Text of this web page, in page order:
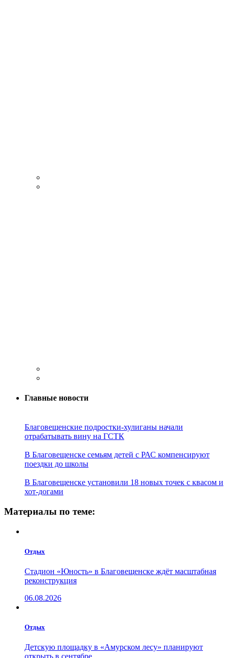
Главные новости
Благовещенские подростки-хулиганы начали
отрабатывать вину на ГСТК
В Благовещенске семьям детей с РАС компенсируют
поездки до школы
В Благовещенске установили 18 новых точек с квасом и
хот-догами
Материалы по теме:
Отдых
Стадион «Юность» в Благовещенске ждёт масштабная
реконструкция
06.08.2026
Отдых
Детскую площадку в «Амурском лесу» планируют